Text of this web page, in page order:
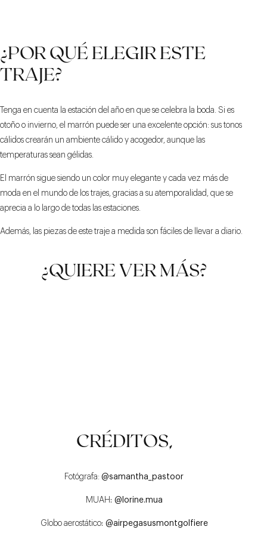
¿POR QUÉ ELEGIR ESTE
TRAJE?
Tenga en cuenta la estación del año en que se celebra la boda. Si es
otoño o invierno, el marrón puede ser una excelente opción: sus tonos
cálidos crearán un ambiente cálido y acogedor, aunque las
temperaturas sean gélidas.
El marrón sigue siendo un color muy elegante y cada vez más de
moda en el mundo de los trajes, gracias a su atemporalidad, que se
aprecia a lo largo de todas las estaciones.
Además, las piezas de este traje a medida son fáciles de llevar a diario.
¿QUIERE VER MÁS?
ACCESORIOS
ELEGANCIA
ATEMPORAL
CASUAL PERO CHIC
CRÉDITOS,
Fotógrafa: @samantha_pastoor
MUAH : @lorine.mua
Globo aerostático: @airpegasusmontgolfiere